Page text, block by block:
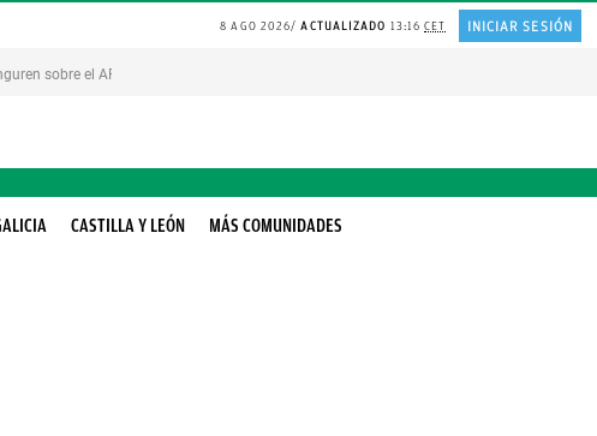
8 AGO 2026 ACTUALIZADO 13:16CET INICIAR SESIÓN
sobre el ARROZ
CASTILLA Y LEÓN MÁS COMUNIDADES